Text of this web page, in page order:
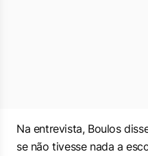
Na entrevista, Boulos
se não tivesse nada a